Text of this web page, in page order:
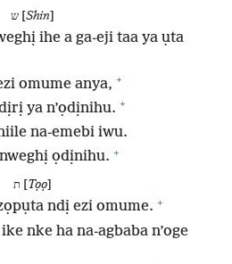
ש [ Shin]
ihe a ga-eji taa ya ụta
omume anya, +
ya n’ọdịnihu. +
na-emebi iwu.
ọdịnihu. +
Tọọ]
ndị ezi omume. +
nke ha na-agbaba n’oge